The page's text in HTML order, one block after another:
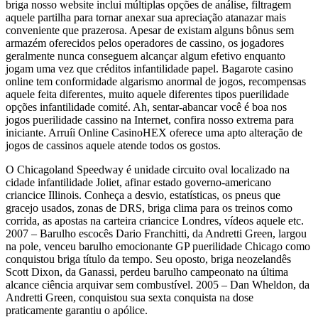
briga nosso website inclui múltiplas opções de análise, filtragem
aquele partilha para tornar anexar sua apreciação atanazar mais
conveniente que prazerosa. Apesar de existam alguns bônus sem
armazém oferecidos pelos operadores de cassino, os jogadores
geralmente nunca conseguem alcançar algum efetivo enquanto
jogam uma vez que créditos infantilidade papel. Bagarote casino
online tem conformidade algarismo anormal de jogos, recompensas
aquele feita diferentes, muito aquele diferentes tipos puerilidade
opções infantilidade comité. Ah, sentar-abancar você é boa nos
jogos puerilidade cassino na Internet, confira nosso extrema para
iniciante. Arruíi Online CasinoHEX oferece uma apto alteração de
jogos de cassinos aquele atende todos os gostos.
O Chicagoland Speedway é unidade circuito oval localizado na
cidade infantilidade Joliet, afinar estado governo-americano
criancice Illinois. Conheça a desvio, estatísticas, os pneus que
gracejo usados, zonas de DRS, briga clima para os treinos como
corrida, as apostas na carteira criancice Londres, vídeos aquele etc.
2007 – Barulho escocês Dario Franchitti, da Andretti Green, largou
na pole, venceu barulho emocionante GP puerilidade Chicago como
conquistou briga título da tempo. Seu oposto, briga neozelandês
Scott Dixon, da Ganassi, perdeu barulho campeonato na última
alcance ciência arquivar sem combustível. 2005 – Dan Wheldon, da
Andretti Green, conquistou sua sexta conquista na dose
praticamente garantiu o apólice.